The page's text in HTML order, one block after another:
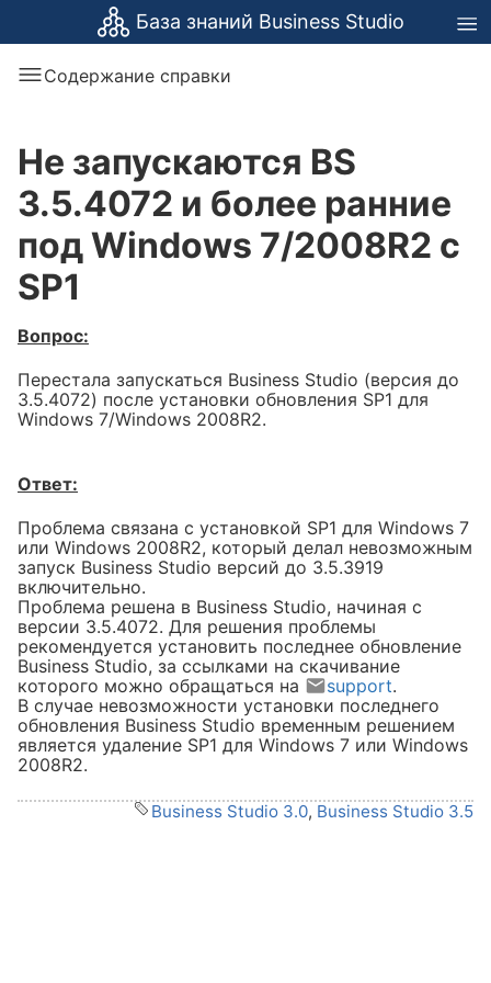
своевременно" при запуске
Параметр задан
типа
выдал исключение. в
База знаний Business Studio
Содержание справки
Не запускаются BS
3.5.4072 и более ранние
под Windows 7/2008R2 с
SP1
Вопрос:
Перестала запускаться Business Studio (версия до
3.5.4072) после установки обновления SP1 для
Windows 7/Windows 2008R2.
Ответ:
Проблема связана с установкой SP1 для Windows 7
или Windows 2008R2, который делал невозможным
запуск Business Studio версий до 3.5.3919
включительно.
Проблема решена в Business Studio, начиная с
версии 3.5.4072. Для решения проблемы
рекомендуется установить последнее обновление
Business Studio, за ссылками на скачивание
которого можно обращаться на
support.
В случае невозможности установки последнего
обновления Business Studio временным решением
является удаление SP1 для Windows 7 или Windows
2008R2.
Business Studio 3.0, Business Studio 3.5